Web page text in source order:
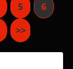
5
6
>>